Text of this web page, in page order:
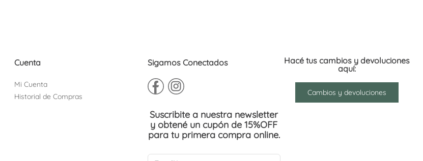
Cuenta
Mi Cuenta
Historial de Compras
Sigamos Conectados
Suscribite a nuestra newsletter
y obtené un cupón de 15%OFF
para tu primera compra online.
Hacé tus cambios y devoluciones
aquí:
Cambios y devoluciones